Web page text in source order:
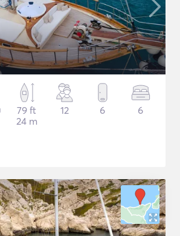
79 ft
24 m
12 6 6